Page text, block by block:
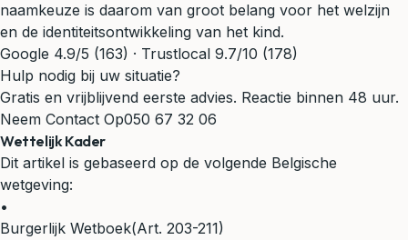
naamkeuze is daarom van groot belang voor het welzijn
en de identiteitsontwikkeling van het kind.
Google 4.9/5 (163) · Trustlocal 9.7/10 (178)
Hulp nodig bij uw situatie?
Gratis en vrijblijvend eerste advies. Reactie binnen 48 uur.
Neem Contact Op050 67 32 06
Wettelijk Kader
Dit artikel is gebaseerd op de volgende Belgische
wetgeving:
•
Burgerlijk Wetboek(Art. 203-211)